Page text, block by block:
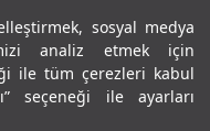
sosyal medya
analiz etmek için
ile tüm çerezleri kabul
seçeneği ile ayarları
Menü
Banyo Seramikleri